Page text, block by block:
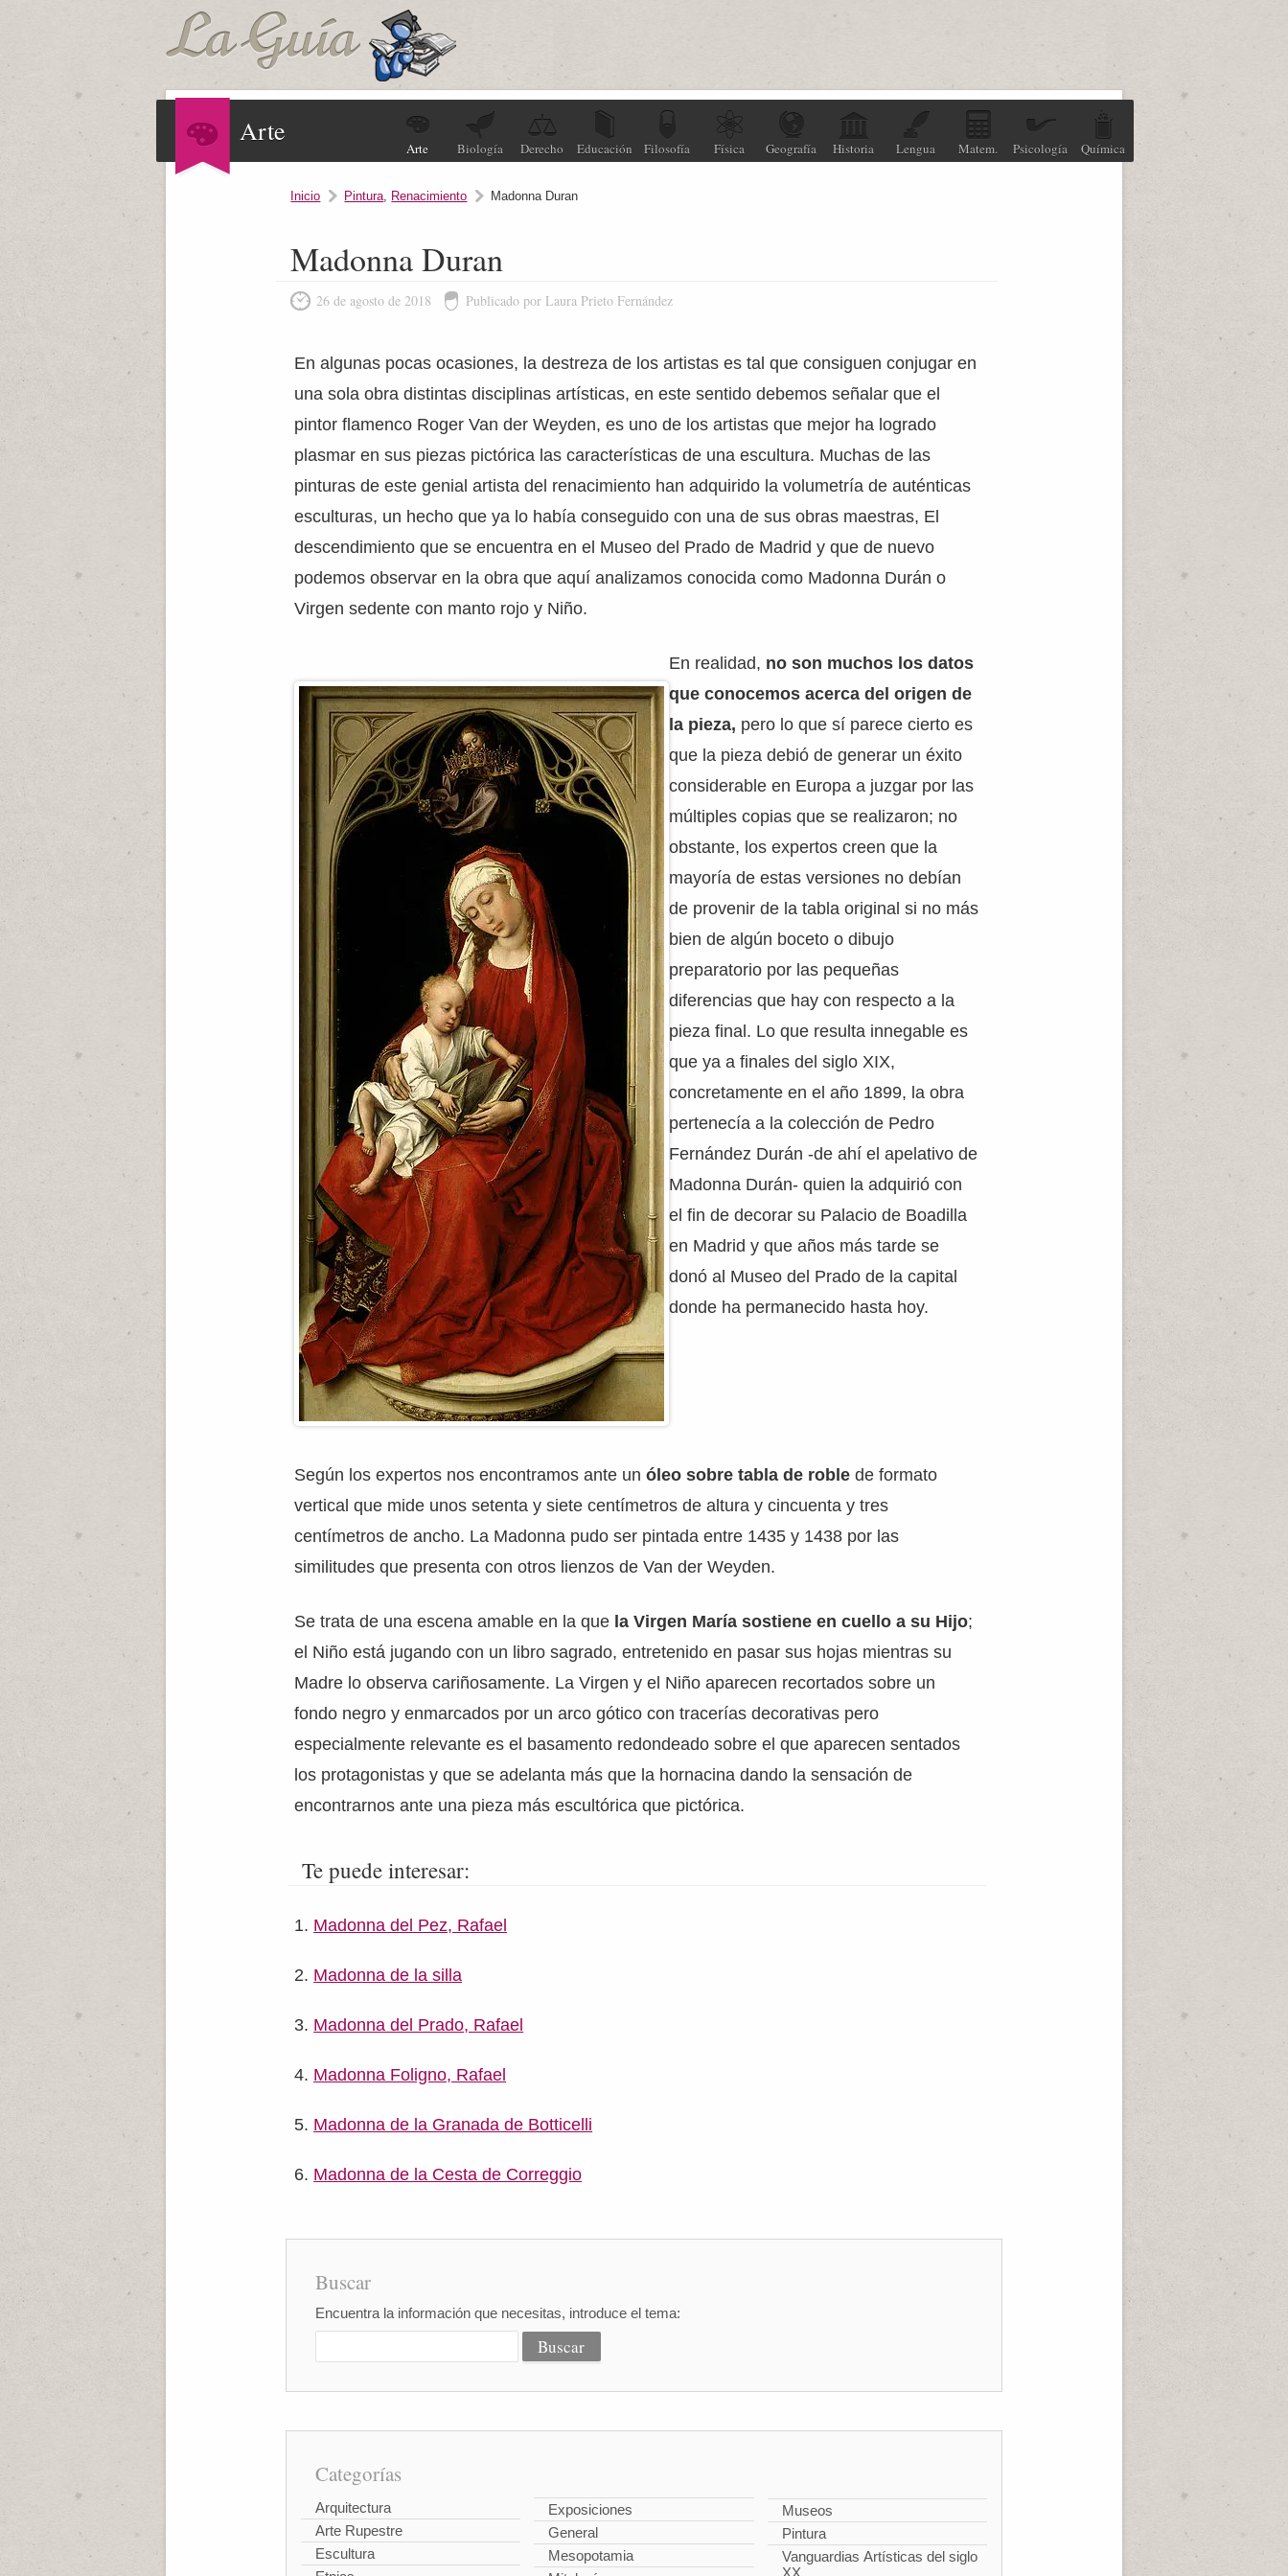
Arte
Arte Biología Derecho Educación Filosofía Física Geografía Historia Lengua Matem. Psicología Química
Inicio Pintura, Renacimiento Madonna Duran
Madonna Duran
26 de agosto de 2018 Publicado por Laura Prieto Fernández
En algunas pocas ocasiones, la destreza de los artistas es tal que consiguen conjugar en
una sola obra distintas disciplinas artísticas, en este sentido debemos señalar que el
pintor flamenco Roger Van der Weyden, es uno de los artistas que mejor ha logrado
plasmar en sus piezas pictórica las características de una escultura. Muchas de las
pinturas de este genial artista del renacimiento han adquirido la volumetría de auténticas
esculturas, un hecho que ya lo había conseguido con una de sus obras maestras, El
descendimiento que se encuentra en el Museo del Prado de Madrid y que de nuevo
podemos observar en la obra que aquí analizamos conocida como Madonna Durán o
Virgen sedente con manto rojo y Niño.
En realidad, no son muchos los datos
que conocemos acerca del origen de
la pieza, pero lo que sí parece cierto es
que la pieza debió de generar un éxito
considerable en Europa a juzgar por las
múltiples copias que se realizaron; no
obstante, los expertos creen que la
mayoría de estas versiones no debían
de provenir de la tabla original si no más
bien de algún boceto o dibujo
preparatorio por las pequeñas
diferencias que hay con respecto a la
pieza final. Lo que resulta innegable es
que ya a finales del siglo XIX,
concretamente en el año 1899, la obra
pertenecía a la colección de Pedro
Fernández Durán -de ahí el apelativo de
Madonna Durán- quien la adquirió con
el fin de decorar su Palacio de Boadilla
en Madrid y que años más tarde se
donó al Museo del Prado de la capital
donde ha permanecido hasta hoy.
Según los expertos nos encontramos ante un óleo sobre tabla de roble de formato
vertical que mide unos setenta y siete centímetros de altura y cincuenta y tres
centímetros de ancho. La Madonna pudo ser pintada entre 1435 y 1438 por las
similitudes que presenta con otros lienzos de Van der Weyden.
Se trata de una escena amable en la que la Virgen María sostiene en cuello a su Hijo;
el Niño está jugando con un libro sagrado, entretenido en pasar sus hojas mientras su
Madre lo observa cariñosamente. La Virgen y el Niño aparecen recortados sobre un
fondo negro y enmarcados por un arco gótico con tracerías decorativas pero
especialmente relevante es el basamento redondeado sobre el que aparecen sentados
los protagonistas y que se adelanta más que la hornacina dando la sensación de
encontrarnos ante una pieza más escultórica que pictórica.
Te puede interesar:
Madonna del Pez, Rafael
Madonna de la silla
Madonna del Prado, Rafael
Madonna Foligno, Rafael
Madonna de la Granada de Botticelli
Madonna de la Cesta de Correggio
Buscar
Encuentra la información que necesitas, introduce el tema:
Categorías
Arquitectura
Arte Rupestre
Escultura
Exposiciones
General
Mesopotamia
Museos
Pintura
Vanguardias Artísticas del siglo